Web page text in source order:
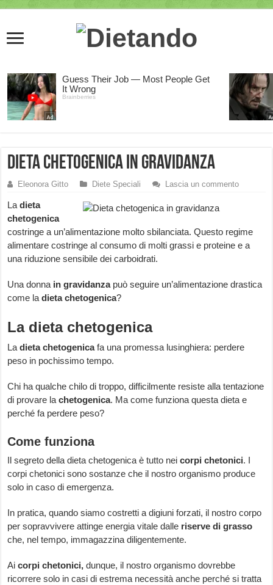
Dieta chetogenica in gravidanza
Eleonora Gitto Diete Speciali Lascia un commento
Ladieta
chetogenica
costringe a un’alimentazione molto sbilanciata. Questo regime
alimentare costringe al consumo di molti grassi e proteine e a
una riduzione sensibile dei carboidrati.
Una donna in gravidanzapuò seguire un’alimentazione drastica
come ladieta chetogenica?
La dieta chetogenica
Ladieta chetogenicafa una promessa lusinghiera: perdere
peso in pochissimo tempo.
Chi ha qualche chilo di troppo, difficilmente resiste alla tentazione
di provare lachetogenica. Ma come funziona questa dieta e
perché fa perdere peso?
Come funziona
Il segreto della dieta chetogenica è tutto neicorpi chetonici. I
corpi chetonici sono sostanze che il nostro organismo produce
solo in caso di emergenza.
In pratica, quando siamo costretti a digiuni forzati, il nostro corpo
per sopravvivere attinge energia vitale dalle riserve di grasso
che, nel tempo, immagazzina diligentemente.
Aicorpi chetonici, dunque, il nostro organismo dovrebbe
ricorrere solo in casi di estrema necessità anche perché si tratta